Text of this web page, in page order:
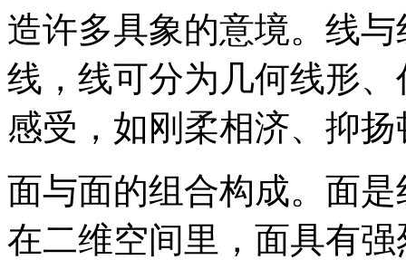
造许多具象的意境。线
线，线可分为几何线形
感受，如刚柔相济、抑
面与面的组合构成。面
在二维空间里，面具有